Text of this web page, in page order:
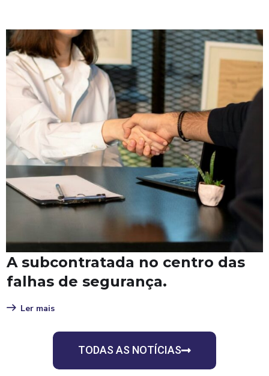
Cloud Act e IA generativa: quem
realmente decide onde seus
dados ficam armazenados?
TODAS AS NOTÍCIAS